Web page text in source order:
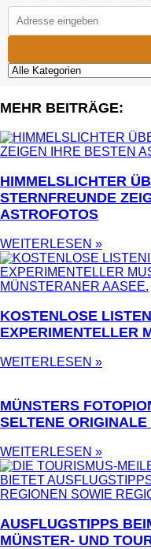
MEHR BEITRÄGE:
HIMMELSLICHTER
STERNFREUNDE
ASTROFOTOS
WEITERLESEN »
KOSTENLOSE
EXPERIMENTELLER
WEITERLESEN »
MÜNSTERS
SELTENE
WEITERLESEN »
AUSFLUGSTIPPS
MÜNSTER- UND